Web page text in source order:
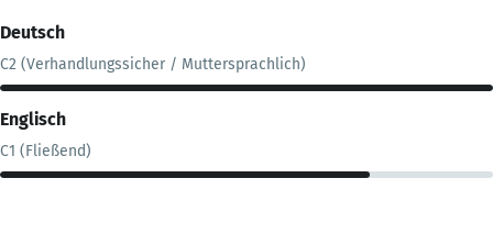
Deutsch
C2 (Verhandlungssicher / Muttersprachlich)
Englisch
C1 (Fließend)